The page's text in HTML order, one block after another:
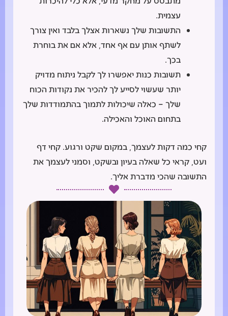
עצמית.
התשובות שלך נשארות אצלך בלבד ואין צורך
לשתף אותן עם אף אחד, אלא אם את בוחרת
בכך.
תשובות כנות יאפשרו לך לקבל ניתוח מדויק
יותר שעשוי לסייע לך להכיר את נקודות הכוח
שלך – כאלה שיכולות לתמוך בהתמודדות שלך
בתחום האוכל והאכילה.
קחי כמה דקות לעצמך, במקום שקט ורגוע. קחי דף
ועט, קראי כל שאלה בעיון ובשקט, וסמני לעצמך את
התשובה שהכי מדברת אליך.